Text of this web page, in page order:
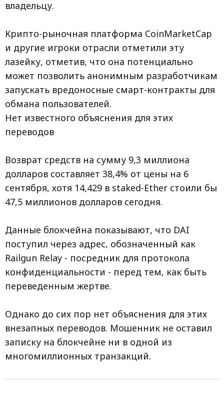
владельцу.
Крипто-рыночная платформа CoinMarketCap
и другие игроки отрасли отметили эту
лазейку, отметив, что она потенциально
может позволить анонимным разработчикам
запускать вредоносные смарт-контракты для
обмана пользователей.
Нет известного объяснения для этих
переводов
Возврат средств на сумму 9,3 миллиона
долларов составляет 38,4% от цены на 6
сентября, хотя 14,429 в staked-Ether стоили бы
47,5 миллионов долларов сегодня.
Данные блокчейна показывают, что DAI
поступил через адрес, обозначенный как
Railgun Relay - посредник для протокола
конфиденциальности - перед тем, как быть
переведенным жертве.
Однако до сих пор нет объяснения для этих
внезапных переводов. Мошенник не оставил
записку на блокчейне ни в одной из
многомиллионных транзакций.